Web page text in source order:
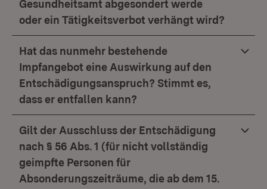
Gesundheitsamt abgesondert werde
oder ein Tätigkeitsverbot verhängt wird?
Hat das nunmehr bestehende
Impfangebot eine Auswirkung auf den
Entschädigungsanspruch? Stimmt es,
dass er entfallen kann?
Gilt der Ausschluss der Entschädigung
nach § 56 Abs. 1 (für nicht vollständig
geimpfte Personen für
Absonderungszeiträume, die ab dem 15.